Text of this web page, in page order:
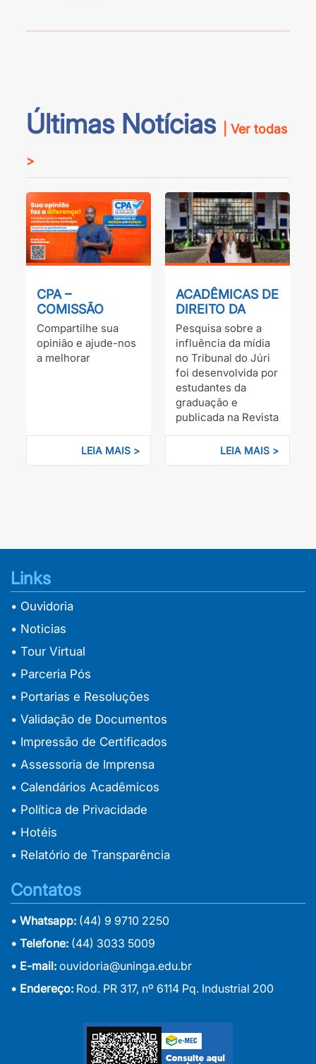
Últimas Notícias | Ver todas
>
CPA –
COMISSÃO
PRÓPRIA DE
AVALIAÇÃO –
2026
Compartilhe sua
opinião e ajude-nos
a melhorar
LEIA MAIS >
ACADÊMICAS DE
DIREITO DA
UNINGÁ
PUBLICAM
ARTIGO EM
REVISTA
JURÍDICA DE
RELEVÂNCIA
NACIONAL
Pesquisa sobre a
influência da mídia
no Tribunal do Júri
foi desenvolvida por
estudantes da
graduação e
publicada na Revista
dos Tribunais
LEIA MAIS >
Links
• Ouvidoria
• Noticias
• Tour Virtual
• Parceria Pós
• Portarias e Resoluções
• Validação de Documentos
• Impressão de Certificados
• Assessoria de Imprensa
• Calendários Acadêmicos
• Política de Privacidade
• Hotéis
• Relatório de Transparência
Contatos
• Whatsapp: (44) 9 9710 2250
• Telefone: (44) 3033 5009
• E-mail: ouvidoria@uninga.edu.br
• Endereço: Rod. PR 317, nº 6114 Pq. Industrial 200